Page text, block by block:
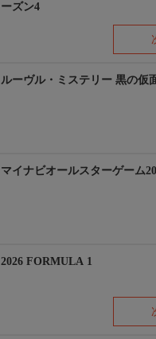
ーズン4
ルーヴル・ミステリー 黒の仮
マイナビオールスターゲーム
2026 FORMULA 1